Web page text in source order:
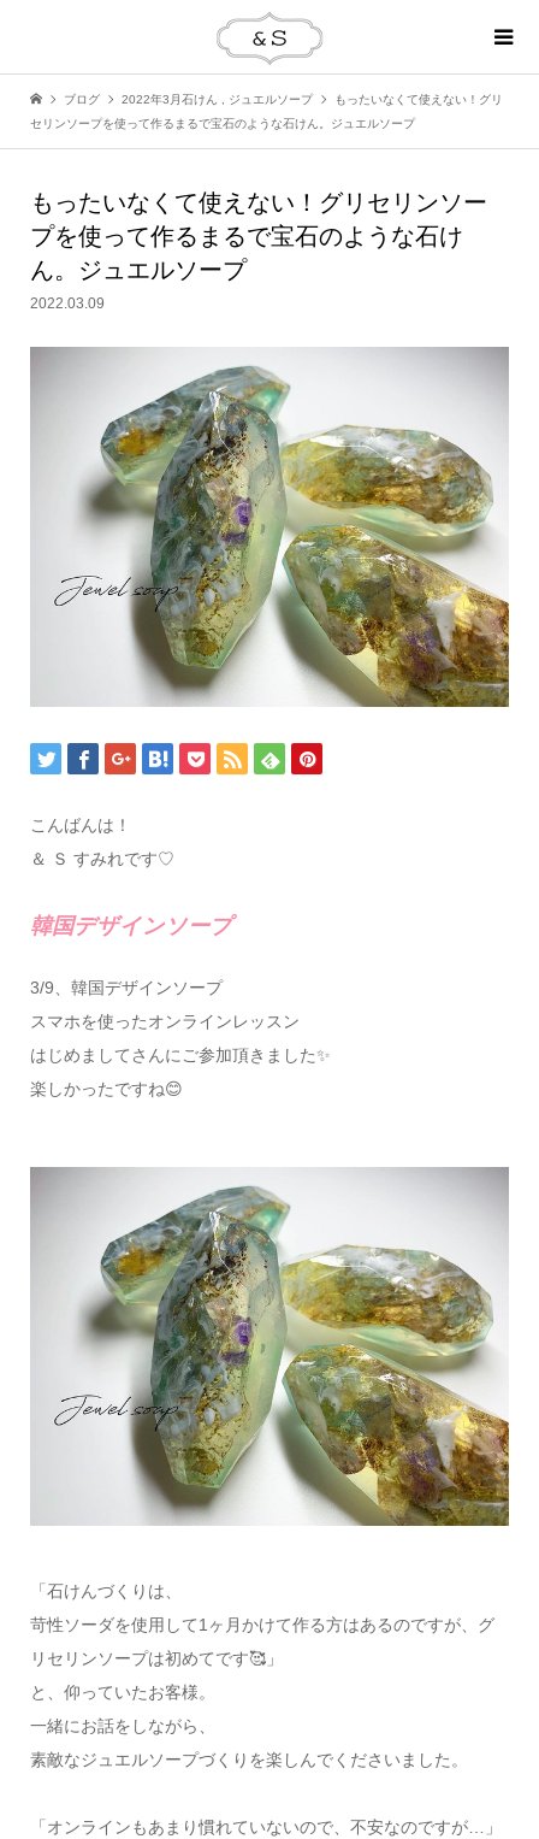
ブログ 2022年3月石けん ジュエルソープ
もったいなくて使えない！グリ
セリンソープを使って作るまるで宝石のような石けん。ジュエルソープ
もったいなくて使えない！グリセリンソー
プを使って作るまるで宝石のような石け
ん。ジュエルソープ
2022.03.09
こんばんは！
＆ Ｓ すみれです♡
韓国デザインソープ
3/9、韓国デザインソープ
スマホを使ったオンラインレッスン
はじめましてさんにご参加頂きました✨
楽しかったですね😊
「石けんづくりは、
苛性ソーダを使用して1ヶ月かけて作る方はあるのですが、グ
リセリンソープは初めてです🥰」
と、仰っていたお客様。
一緒にお話をしながら、
素敵なジュエルソープづくりを楽しんでくださいました。
「オンラインもあまり慣れていないので、不安なのですが…」